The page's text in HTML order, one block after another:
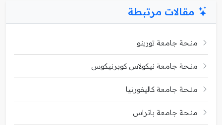
مقالات مرتبطة
منحة جامعة تورينو
منحة جامعة نيكولاس كوبرنيكوس
منحة جامعة كاليفورنيا
منحة جامعة باتراس